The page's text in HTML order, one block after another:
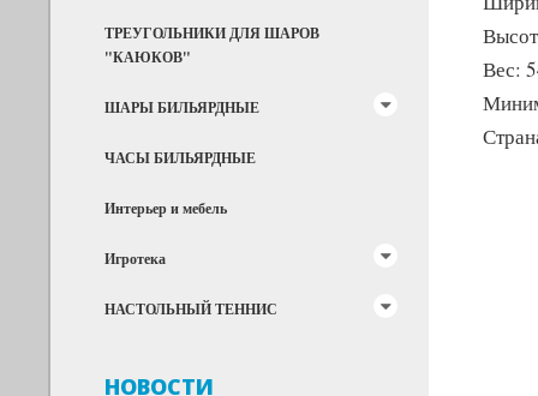
ТРЕУГОЛЬНИКИ ДЛЯ ШАРОВ
"КАЮКОВ"
ШАРЫ БИЛЬЯРДНЫЕ
ЧАСЫ БИЛЬЯРДНЫЕ
Интерьер и мебель
Игротека
НАСТОЛЬНЫЙ ТЕННИС
НОВОСТИ
Вес: